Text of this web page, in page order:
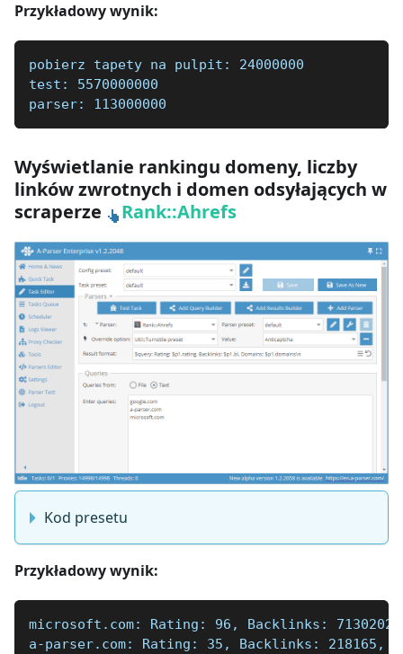
Przykładowy wynik:
pobierz tapety na pulpit: 24000000
test: 5570000000
parser: 113000000
Wyświetlanie rankingu domeny, liczby
linków zwrotnych i domen odsyłających w
scraperze
Rank::Ahrefs
Kod presetu
Przykładowy wynik:
microsoft.com: Rating: 96, Backlinks:
a-parser.com: Rating: 35, Backlinks: 218165,